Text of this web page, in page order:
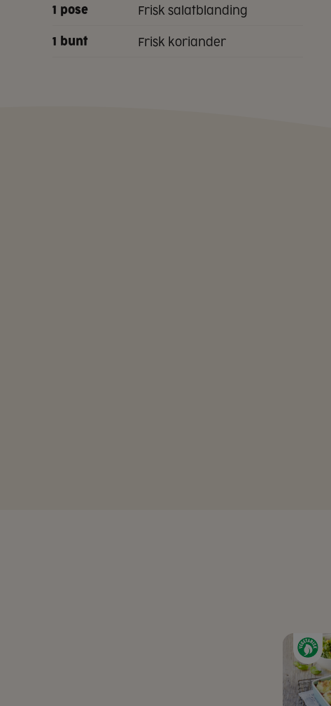
1 pose frisk salatblanding
1 bunt frisk koriander